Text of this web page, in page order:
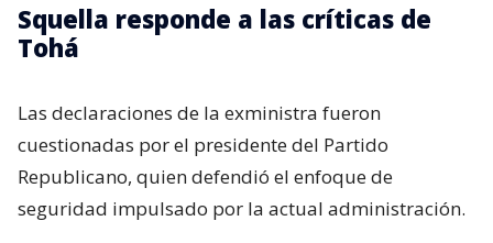
Squella responde a las críticas de
Tohá
Las declaraciones de la exministra fueron
cuestionadas por el presidente del Partido
Republicano, quien defendió el enfoque de
seguridad impulsado por la actual administración.